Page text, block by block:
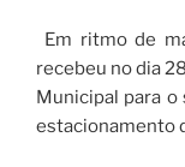
Em ritmo de
recebeu no dia
Municipal para
estacionamento